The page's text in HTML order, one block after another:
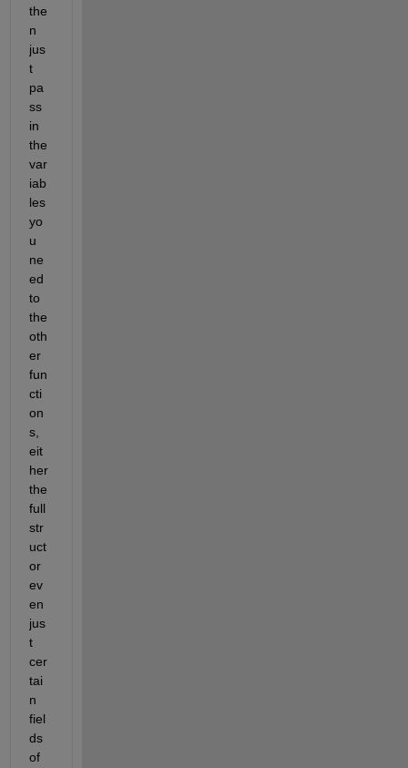
the
n
jus
t
pa
ss
in
the
var
iab
les
yo
u
ne
ed
to
the
oth
er
fun
cti
on
s,
eit
her
the
full
str
uct
or
ev
en
jus
t
cer
tai
n
fiel
ds
of